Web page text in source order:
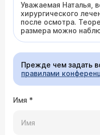
Уважаемая Наталья,
хирургического
после осмотра.
размера можно
Прежде чем задать
правилами
Имя *